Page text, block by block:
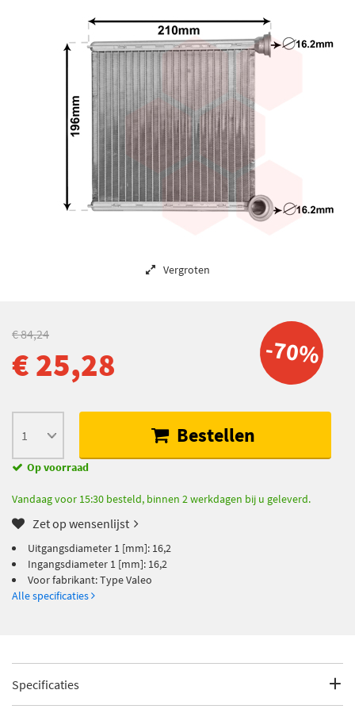
Vergroten
-70%
€ 84,24
€ 25,28
Bestellen
Op voorraad
Vandaag voor 15:30 besteld, binnen 2 werkdagen bij u geleverd.
Zet op wensenlijst
Uitgangsdiameter 1 [mm]: 16,2
Ingangsdiameter 1 [mm]: 16,2
Voor fabrikant: Type Valeo
Alle specificaties
Specificaties